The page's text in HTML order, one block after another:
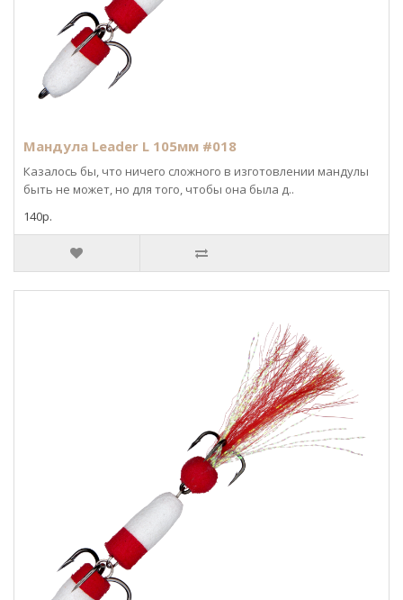
Мандула Leader L 105мм #018
Казалось бы, что ничего сложного в изготовлении мандулы
быть не может, но для того, чтобы она была д..
140р.